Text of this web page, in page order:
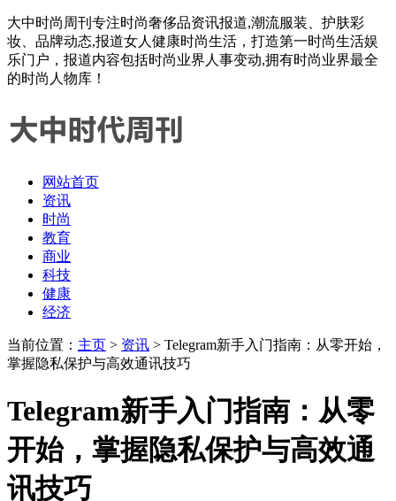
大中时尚周刊专注时尚奢侈品资讯报道,潮流服装、护肤彩
妆、品牌动态,报道女人健康时尚生活，打造第一时尚生活娱
乐门户，报道内容包括时尚业界人事变动,拥有时尚业界最全
的时尚人物库！
网站首页
资讯
时尚
教育
商业
科技
健康
经济
当前位置： 主页 > 资讯 > Telegram新手入门指南：从零开始，
掌握隐私保护与高效通讯技巧
Telegram新手入门指南：从零
开始，掌握隐私保护与高效通
讯技巧